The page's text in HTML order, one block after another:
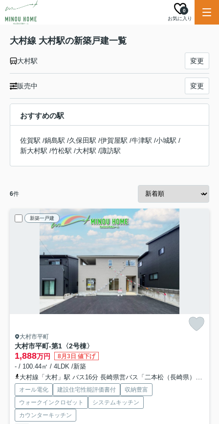
お気に入り
0
大村線 大村駅の新築戸建一覧
大村駅 変更
販売中 変更
おすすめの駅
佐賀駅 /鍋島駅 /久保田駅 /伊賀屋駅 /牛津駅 /小城駅 /
新大村駅 /竹松駅 /大村駅 /諏訪駅
6件
新築一戸建
大村市平町
大村市平町-第1 〈2号棟〉
1,888万円 8月3日 値下げ
- / 100.44㎡ / 4LDK /新築
大村線「大村」駅 バス16分 長崎県営バス「二本松（長崎県）」 停歩8分
オール電化 建設住宅性能評価書付
収納豊富
ウォークインクロゼット
システムキッチン
カウンターキッチン